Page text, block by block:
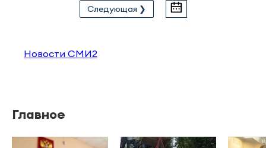
Следующая ❯
Новости СМИ2
Главное